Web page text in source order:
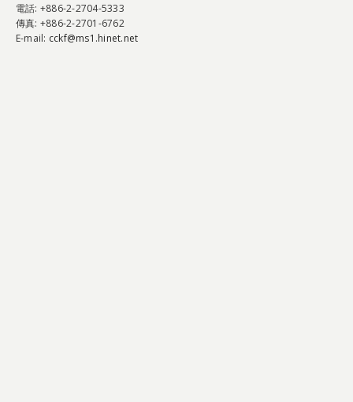
電話: +886-2-2704-5333
傳真: +886-2-2701-6762
E-mail: cckf@ms1.hinet.net